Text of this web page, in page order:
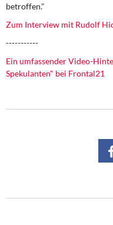
DIE LINKE
Memo-Gruppe
betroffen."
Zum Interview mit Rudolf
-----------
Ein umfassender Video-
Spekulanten" bei Frontal21